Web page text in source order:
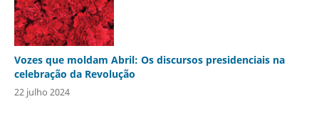
Vozes que moldam Abril: Os discursos presidenciais na
celebração da Revolução
22 julho 2024